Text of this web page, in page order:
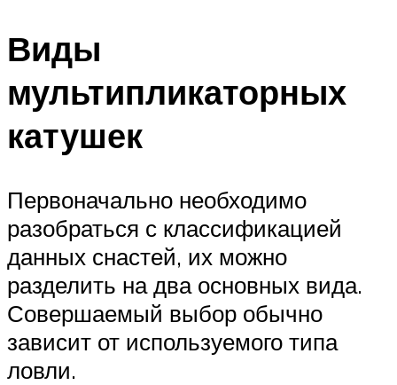
Виды
мультипликаторных
катушек
Первоначально необходимо
разобраться с классификацией
данных снастей, их можно
разделить на два основных вида.
Совершаемый выбор обычно
зависит от используемого типа
ловли.